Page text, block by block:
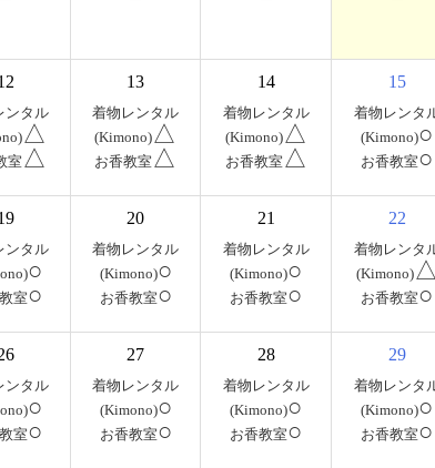
ンタル
△
室 △
13
着物レンタル
(Kimono) △
お香教室 △
14
着物レンタル
(Kimono)△
お香教室 △
15
着物レンタ
(Kimono)○
お香教室○
ンタル
○
室○
20
着物レンタル
(Kimono)○
お香教室○
21
着物レンタル
(Kimono)○
お香教室○
22
着物レンタ
(Kimono)△
お香教室○
ンタル
○
室○
27
着物レンタル
(Kimono)○
お香教室○
28
着物レンタル
(Kimono)○
お香教室○
29
着物レンタ
(Kimono)○
お香教室○